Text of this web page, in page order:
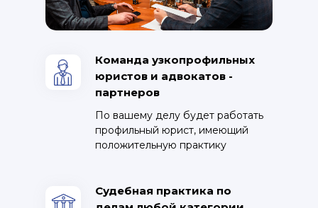
Команда узкопрофильных
юристов и адвокатов -
партнеров
Судебная практика по
По вашему делу будет работать
профильный юрист, имеющий
положительную практику